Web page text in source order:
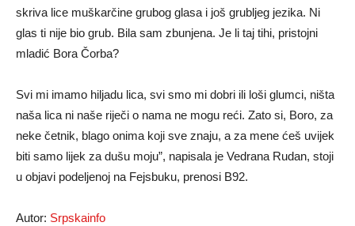
skriva lice muškarčine grubog glasa i još grubljeg jezika. Ni
glas ti nije bio grub. Bila sam zbunjena. Je li taj tihi, pristojni
mladić Bora Čorba?
Svi mi imamo hiljadu lica, svi smo mi dobri ili loši glumci, ništa
naša lica ni naše riječi o nama ne mogu reći. Zato si, Boro, za
neke četnik, blago onima koji sve znaju, a za mene ćeš uvijek
biti samo lijek za dušu moju”, napisala je Vedrana Rudan, stoji
u objavi podeljenoj na Fejsbuku, prenosi B92.
Autor: Srpskainfo